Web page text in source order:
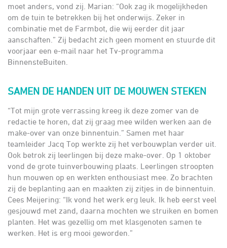
moet anders, vond zij. Marian: “Ook zag ik mogelijkheden
om de tuin te betrekken bij het onderwijs. Zeker in
combinatie met de Farmbot, die wij eerder dit jaar
aanschaften.” Zij bedacht zich geen moment en stuurde dit
voorjaar een e-mail naar het Tv-programma
BinnensteBuiten.
SAMEN DE HANDEN UIT DE MOUWEN STEKEN
“Tot mijn grote verrassing kreeg ik deze zomer van de
redactie te horen, dat zij graag mee wilden werken aan de
make-over van onze binnentuin.” Samen met haar
teamleider Jacq Top werkte zij het verbouwplan verder uit.
Ook betrok zij leerlingen bij deze make-over. Op 1 oktober
vond de grote tuinverbouwing plaats. Leerlingen stroopten
hun mouwen op en werkten enthousiast mee. Zo brachten
zij de beplanting aan en maakten zij zitjes in de binnentuin.
Cees Meijering: “Ik vond het werk erg leuk. Ik heb eerst veel
gesjouwd met zand, daarna mochten we struiken en bomen
planten. Het was gezellig om met klasgenoten samen te
werken. Het is erg mooi geworden.”